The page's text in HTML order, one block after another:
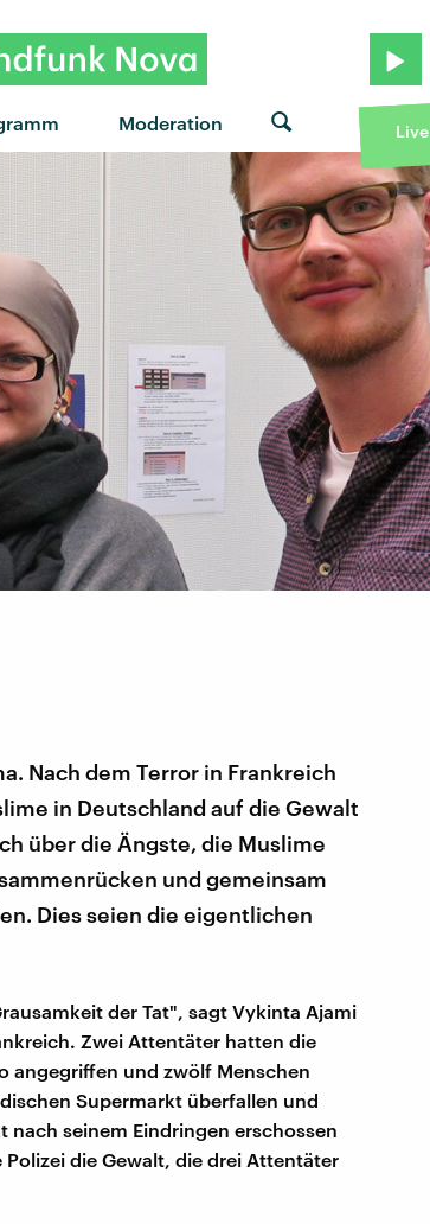
Moderation
· "Lift Me Up" von Moby · "Lift Me Up" von Moby
Live
Nach dem Terror in Frankreich
in Deutschland auf die Gewalt
über die Ängste, die Muslime
und gemeinsam
Dies seien die eigentlichen
der Tat", sagt Vykinta Ajami
Zwei Attentäter hatten die
angegriffen und zwölf Menschen
Supermarkt überfallen und
nach seinem Eindringen erschossen
die Gewalt, die drei Attentäter